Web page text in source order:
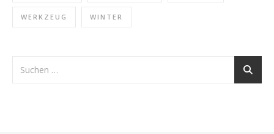
WERKZEUG WINTER